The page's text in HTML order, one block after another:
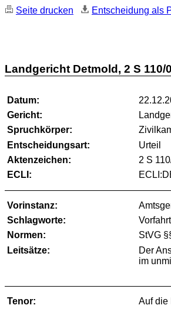
Seite drucken Entscheidung als
Landgericht Detmold, 2 S 110/
Datum:
Gericht:
Spruchkörper:
Entscheidungsart:
Urteil
Aktenzeichen:
2 S
ECLI:
Vorinstanz:
Schlagworte:
Normen:
StVG
Leitsätze:
Der
im
Tenor:
Auf die